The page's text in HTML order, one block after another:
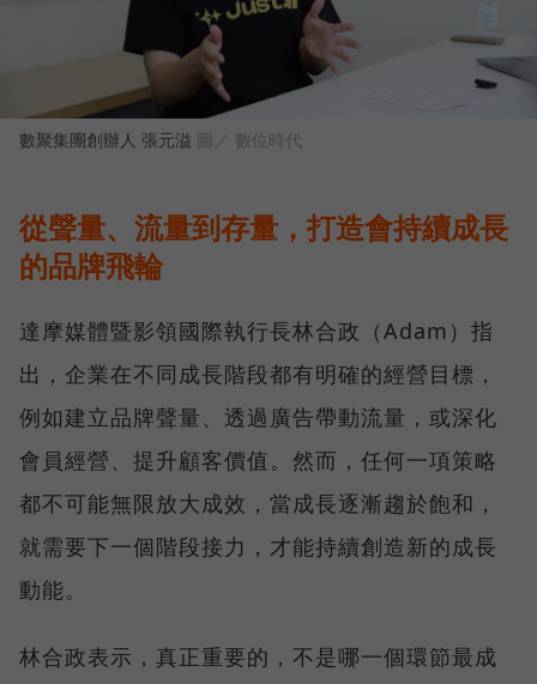
數聚集團創辦人 張元溢 圖／ 數位時代
從聲量、流量到存量，打造會持續成長
的品牌飛輪
達摩媒體暨影領國際執行長林合政（Adam）指
出，企業在不同成長階段都有明確的經營目標，
例如建立品牌聲量、透過廣告帶動流量，或深化
會員經營、提升顧客價值。然而，任何一項策略
都不可能無限放大成效，當成長逐漸趨於飽和，
就需要下一個階段接力，才能持續創造新的成長
動能。
林合政表示，真正重要的，不是哪一個環節最成